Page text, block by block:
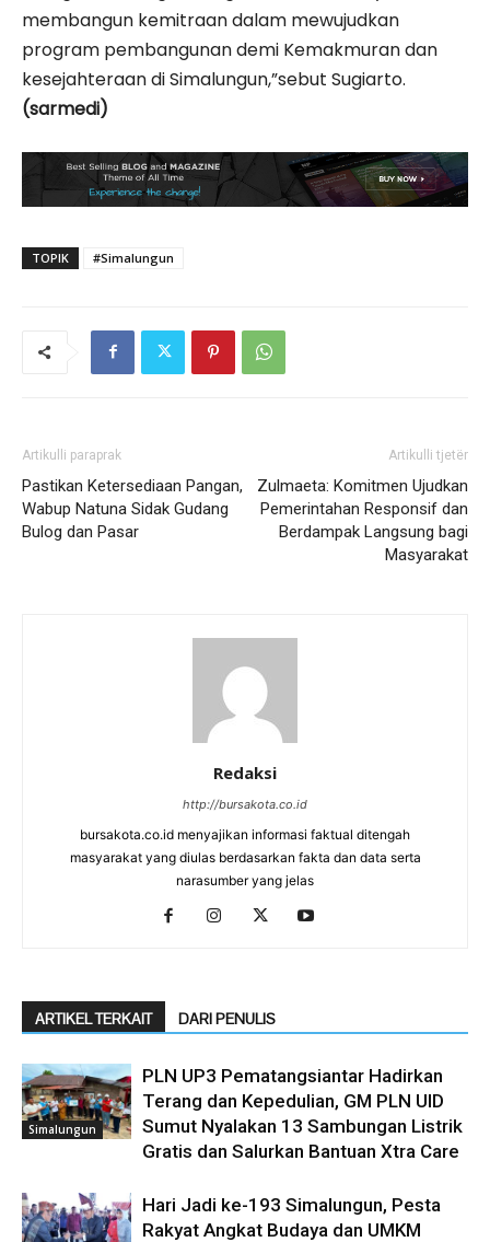
membangun kemitraan dalam mewujudkan
program pembangunan demi Kemakmuran dan
kesejahteraan di Simalungun,”sebut Sugiarto.
(sarmedi)
TOPIK #Simalungun
Artikulli paraprak
Pastikan Ketersediaan Pangan,
Wabup Natuna Sidak Gudang
Bulog dan Pasar
Artikulli tjetër
Zulmaeta: Komitmen Ujudkan
Pemerintahan Responsif dan
Berdampak Langsung bagi
Masyarakat
Redaksi
http://bursakota.co.id
bursakota.co.id menyajikan informasi faktual ditengah
masyarakat yang diulas berdasarkan fakta dan data serta
narasumber yang jelas
ARTIKEL TERKAIT DARI PENULIS
Simalungun
PLN UP3 Pematangsiantar Hadirkan
Terang dan Kepedulian, GM PLN UID
Sumut Nyalakan 13 Sambungan Listrik
Gratis dan Salurkan Bantuan Xtra Care
Hari Jadi ke-193 Simalungun, Pesta
Rakyat Angkat Budaya dan UMKM